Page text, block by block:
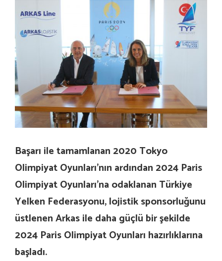
Başarı ile tamamlanan 2020 Tokyo
Olimpiyat Oyunları’nın ardından 2024 Paris
Olimpiyat Oyunları’na odaklanan Türkiye
Yelken Federasyonu, lojistik sponsorluğunu
üstlenen Arkas ile daha güçlü bir şekilde
2024 Paris Olimpiyat Oyunları hazırlıklarına
başladı.